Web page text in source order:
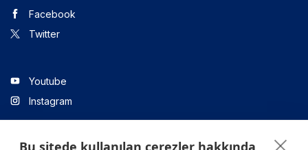
Facebook
Twitter
Youtube
Instagram
Bu sitede kullanılan çerezler hakkında